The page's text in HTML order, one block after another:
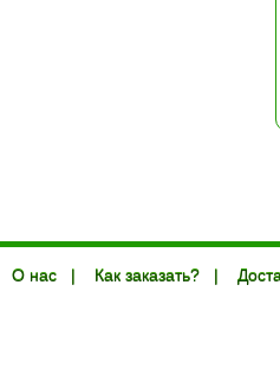
О нас | Как заказать? |